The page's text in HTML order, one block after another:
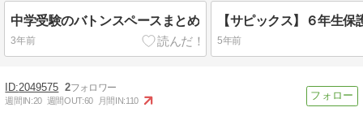
中学受験のバトンスペースまとめ
3年前 5年前
2049575 2
週間IN:20 週間OUT:60 月間IN:110